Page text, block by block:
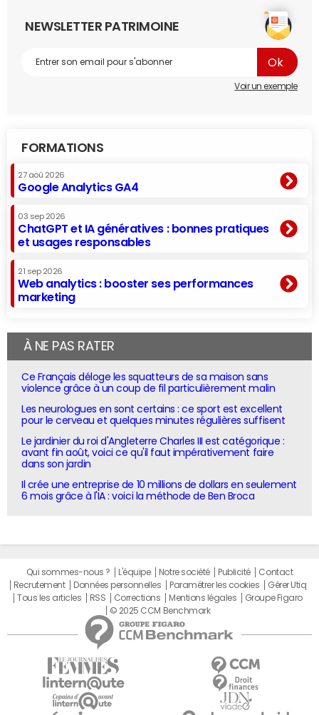
NEWSLETTER PATRIMOINE
Voir un exemple
FORMATIONS
27 aoû 2026
Google Analytics GA4
03 sep 2026
ChatGPT et IA génératives : bonnes pratiques
et usages responsables
21 sep 2026
Web analytics : booster ses performances
marketing
À NE PAS RATER
Ce Français déloge les squatteurs de sa maison sans
violence grâce à un coup de fil particulièrement malin
Les neurologues en sont certains : ce sport est excellent
pour le cerveau et quelques minutes régulières suffisent
Le jardinier du roi d'Angleterre Charles III est catégorique :
avant fin août, voici ce qu'il faut impérativement faire
dans son jardin
Il crée une entreprise de 10 millions de dollars en seulement
6 mois grâce à l'IA : voici la méthode de Ben Broca
Qui sommes-nous ? L'équipe Notre société Publicité
Contact
Recrutement
Données personnelles Paramétrer les cookies
Gérer Utiq
Tous les articles
RSS Corrections Mentions légales
Groupe Figaro
© 2025 CCM Benchmark